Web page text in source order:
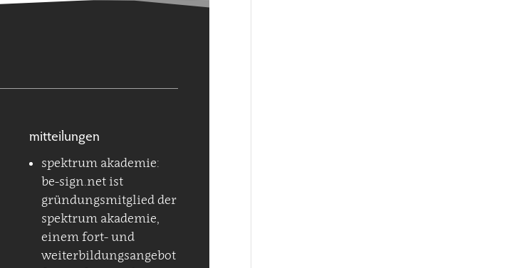
mitteilungen
spektrum akademie:
be-sign.net ist
gründungsmitglied der
spektrum akademie,
einem fort- und
weiterbildungsangebot